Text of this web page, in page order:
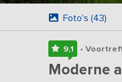
Foto's (43)
9,1 •
Moderne